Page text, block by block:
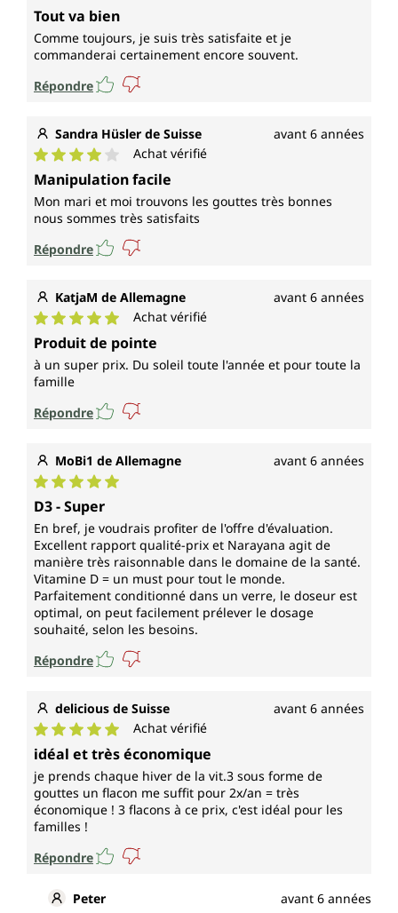
Note moyenne de 5 sur 5 étoiles
Tout va bien
Comme toujours, je suis très satisfaite et je
commanderai certainement encore souvent.
Répondre
Sandra Hüsler de Suisse avant 6 années
Note moyenne de 4 sur 5 étoiles
Achat vérifié
Manipulation facile
Mon mari et moi trouvons les gouttes très bonnes
nous sommes très satisfaits
Répondre
KatjaM de Allemagne avant 6 années
Note moyenne de 5 sur 5 étoiles
Achat vérifié
Produit de pointe
à un super prix. Du soleil toute l'année et pour toute la
famille
Répondre
MoBi1 de Allemagne avant 6 années
Note moyenne de 5 sur 5 étoiles
D3 - Super
En bref, je voudrais profiter de l'offre d'évaluation.
Excellent rapport qualité-prix et Narayana agit de
manière très raisonnable dans le domaine de la santé.
Vitamine D = un must pour tout le monde.
Parfaitement conditionné dans un verre, le doseur est
optimal, on peut facilement prélever le dosage
souhaité, selon les besoins.
Répondre
delicious de Suisse avant 6 années
Note moyenne de 5 sur 5 étoiles
Achat vérifié
idéal et très économique
je prends chaque hiver de la vit.3 sous forme de
gouttes un flacon me suffit pour 2x/an = très
économique ! 3 flacons à ce prix, c'est idéal pour les
familles !
Répondre
Peter
avant 6 années